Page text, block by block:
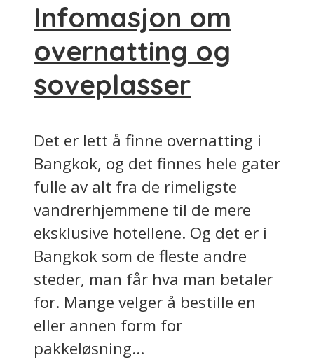
Infomasjon om
overnatting og
soveplasser
Det er lett å finne overnatting i
Bangkok, og det finnes hele gater
fulle av alt fra de rimeligste
vandrerhjemmene til de mere
eksklusive hotellene. Og det er i
Bangkok som de fleste andre
steder, man får hva man betaler
for. Mange velger å bestille en
eller annen form for
pakkeløsning...